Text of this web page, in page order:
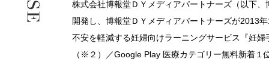
株式会社博報堂ＤＹメディアパートナーズ（以下
開発し、博報堂ＤＹメディアパートナーズが2013
不安を軽減する妊婦向けラーニングサービス『妊
（※２）／Google Play 医療カテゴリー無料新着